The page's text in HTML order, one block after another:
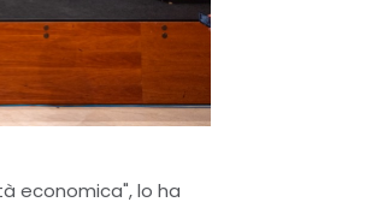
economica", lo ha